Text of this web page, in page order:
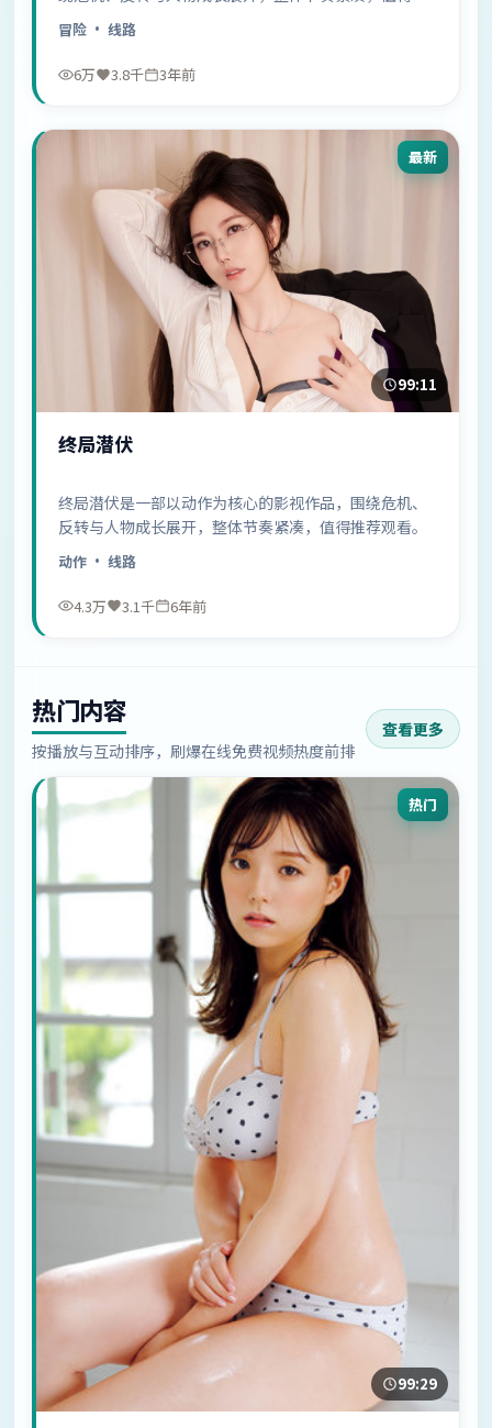
荐观看。
冒险 · 线路
6万 3.8千 3年前
最新
99:11
终局潜伏
终局潜伏是一部以动作为核心的影视作品，围绕危机、
反转与人物成长展开，整体节奏紧凑，值得推荐观看。
动作 · 线路
4.3万 3.1千 6年前
热门内容
按播放与互动排序，刷爆在线免费视频热度前排
查看更多
热门
99:29